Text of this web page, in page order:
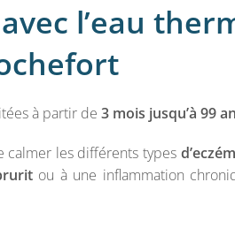
l’eau
à partir de 3 mois jusqu’à 99
calmer les différents types
ou à une inflammation